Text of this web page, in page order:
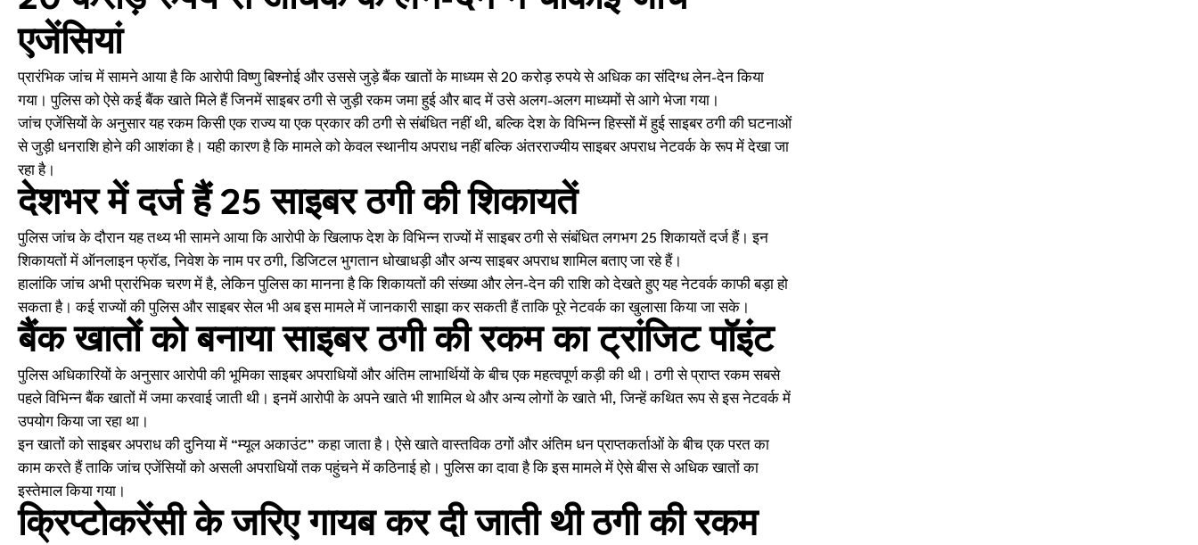
एजेंसियां
प्रारंभिक जांच में सामने आया है कि आरोपी विष्णु बिश्नोई और उससे जुड़े बैंक खातों के माध्यम से 20 करोड़ रुपये से अधिक का संदिग्ध लेन-देन किया
गया। पुलिस को ऐसे कई बैंक खाते मिले हैं जिनमें साइबर ठगी से जुड़ी रकम जमा हुई और बाद में उसे अलग-अलग माध्यमों से आगे भेजा गया।
जांच एजेंसियों के अनुसार यह रकम किसी एक राज्य या एक प्रकार की ठगी से संबंधित नहीं थी, बल्कि देश के विभिन्न हिस्सों में हुई साइबर ठगी की घटनाओं
से जुड़ी धनराशि होने की आशंका है। यही कारण है कि मामले को केवल स्थानीय अपराध नहीं बल्कि अंतरराज्यीय साइबर अपराध नेटवर्क के रूप में देखा जा
रहा है।
देशभर में दर्ज हैं 25 साइबर ठगी की शिकायतें
पुलिस जांच के दौरान यह तथ्य भी सामने आया कि आरोपी के खिलाफ देश के विभिन्न राज्यों में साइबर ठगी से संबंधित लगभग 25 शिकायतें दर्ज हैं। इन
शिकायतों में ऑनलाइन फ्रॉड, निवेश के नाम पर ठगी, डिजिटल भुगतान धोखाधड़ी और अन्य साइबर अपराध शामिल बताए जा रहे हैं।
हालांकि जांच अभी प्रारंभिक चरण में है, लेकिन पुलिस का मानना है कि शिकायतों की संख्या और लेन-देन की राशि को देखते हुए यह नेटवर्क काफी बड़ा हो
सकता है। कई राज्यों की पुलिस और साइबर सेल भी अब इस मामले में जानकारी साझा कर सकती हैं ताकि पूरे नेटवर्क का खुलासा किया जा सके।
बैंक खातों को बनाया साइबर ठगी की रकम का ट्रांजिट पॉइंट
पुलिस अधिकारियों के अनुसार आरोपी की भूमिका साइबर अपराधियों और अंतिम लाभार्थियों के बीच एक महत्वपूर्ण कड़ी की थी। ठगी से प्राप्त रकम सबसे
पहले विभिन्न बैंक खातों में जमा करवाई जाती थी। इनमें आरोपी के अपने खाते भी शामिल थे और अन्य लोगों के खाते भी, जिन्हें कथित रूप से इस नेटवर्क में
उपयोग किया जा रहा था।
इन खातों को साइबर अपराध की दुनिया में “म्यूल अकाउंट” कहा जाता है। ऐसे खाते वास्तविक ठगों और अंतिम धन प्राप्तकर्ताओं के बीच एक परत का
काम करते हैं ताकि जांच एजेंसियों को असली अपराधियों तक पहुंचने में कठिनाई हो। पुलिस का दावा है कि इस मामले में ऐसे बीस से अधिक खातों का
इस्तेमाल किया गया।
क्रिप्टोकरेंसी के जरिए गायब कर दी जाती थी ठगी की रकम